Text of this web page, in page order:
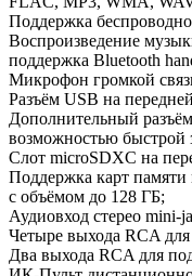
Поддержка
Воспроизведение
поддержка Bluetooth
Микрофон громкой
Разъём USB на
Дополнительный
возможностью быстрой
Слот microSDXC на
Поддержка карт
с объёмом до 128 ГБ;
Аудиовход стерео mini-
Четыре выхода RCA
Два выхода RCA для